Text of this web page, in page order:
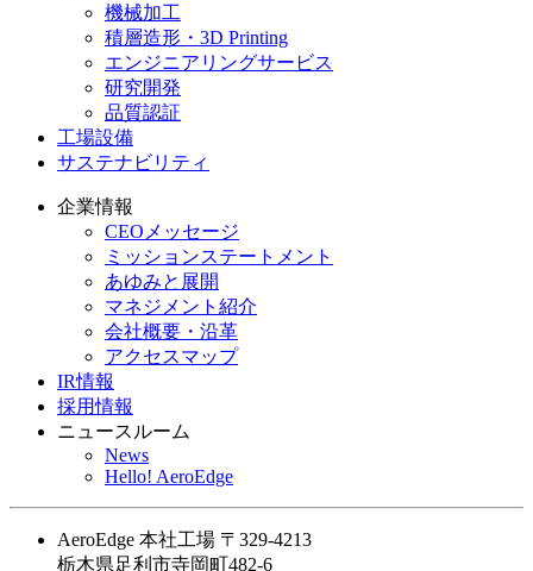
機械加工
積層造形・3D Printing
エンジニアリングサービス
研究開発
品質認証
工場設備
サステナビリティ
企業情報
CEOメッセージ
ミッションステートメント
あゆみと展開
マネジメント紹介
会社概要・沿革
アクセスマップ
IR情報
採用情報
ニュースルーム
News
Hello! AeroEdge
AeroEdge 本社工場 〒329-4213
栃木県足利市寺岡町482-6